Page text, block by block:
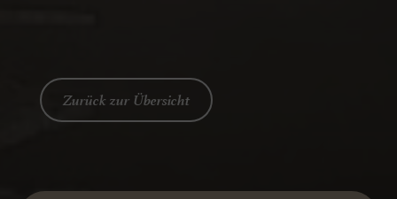
Zurück zur Übersicht